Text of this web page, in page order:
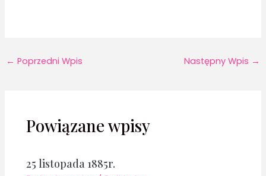
← Poprzedni Wpis Następny Wpis →
Powiązane wpisy
25 listopada 1885r.